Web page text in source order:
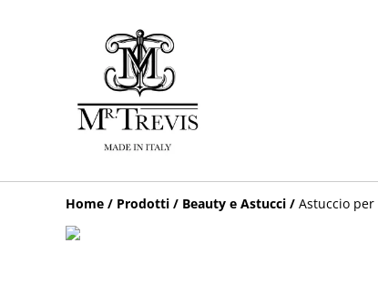
Home / Prodotti / Beauty e Astucci / Astuccio